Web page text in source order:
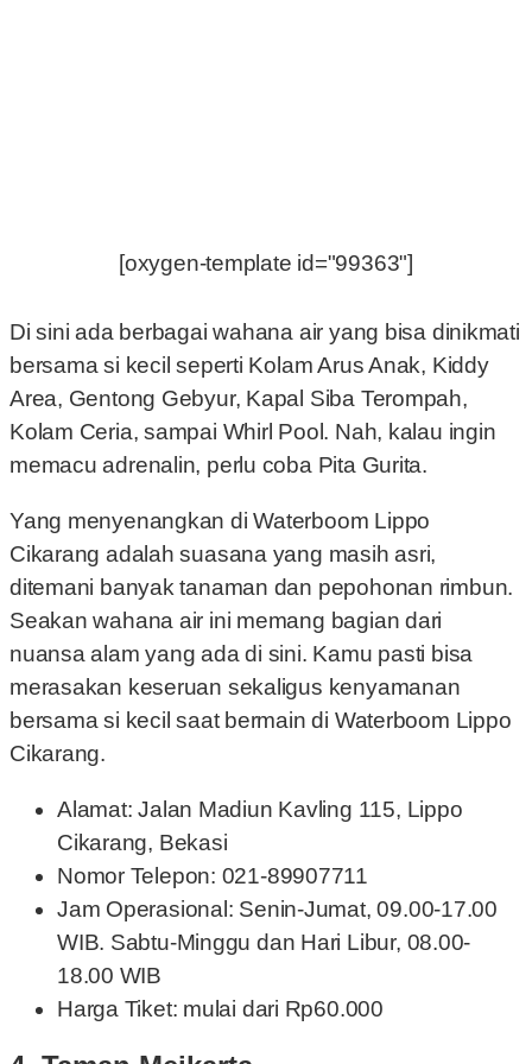
[oxygen-template id="99363"]
Di sini ada berbagai wahana air yang bisa dinikmati
bersama si kecil seperti Kolam Arus Anak, Kiddy
Area, Gentong Gebyur, Kapal Siba Terompah,
Kolam Ceria, sampai Whirl Pool. Nah, kalau ingin
memacu adrenalin, perlu coba Pita Gurita.
Yang menyenangkan di Waterboom Lippo
Cikarang adalah suasana yang masih asri,
ditemani banyak tanaman dan pepohonan rimbun.
Seakan wahana air ini memang bagian dari
nuansa alam yang ada di sini. Kamu pasti bisa
merasakan keseruan sekaligus kenyamanan
bersama si kecil saat bermain di Waterboom Lippo
Cikarang.
Alamat: Jalan Madiun Kavling 115, Lippo
Cikarang, Bekasi
Nomor Telepon: 021-89907711
Jam Operasional: Senin-Jumat, 09.00-17.00
WIB. Sabtu-Minggu dan Hari Libur, 08.00-
18.00 WIB
Harga Tiket: mulai dari Rp60.000